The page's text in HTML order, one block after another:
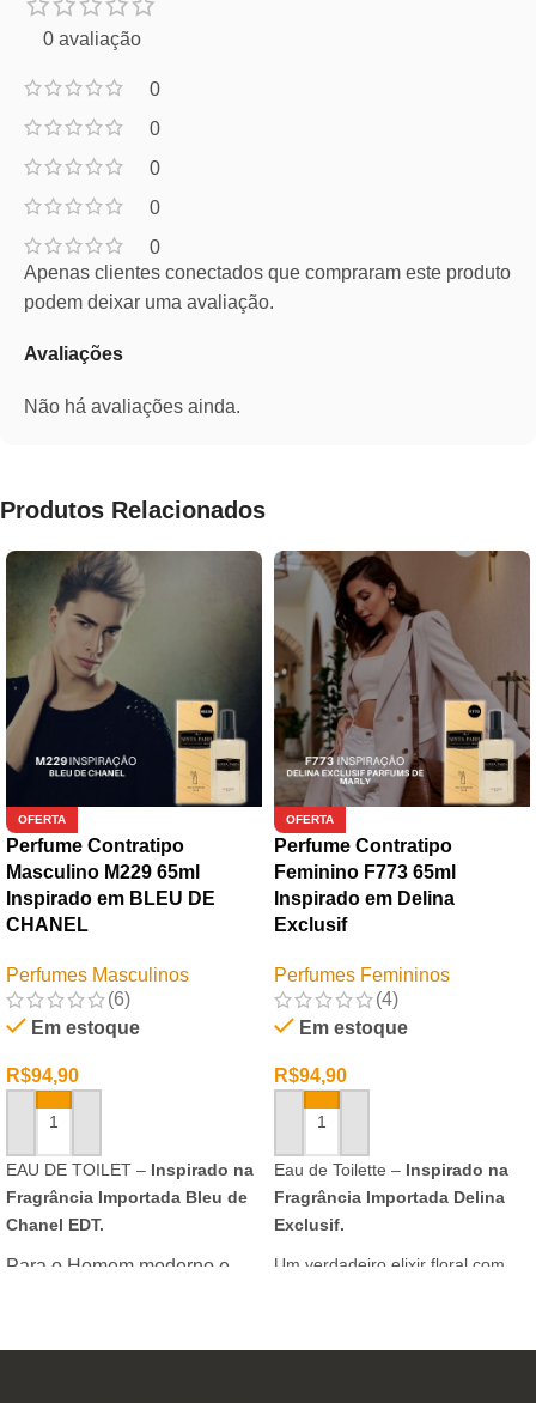
0 avaliação
0
0
0
0
0
Avaliações
Não há avaliações ainda.
Apenas clientes conectados que compraram este produto
podem deixar uma avaliação.
Produtos Relacionados
OFERTA
Perfume Contratipo
Masculino M229 65ml
Inspirado em BLEU DE
CHANEL
Perfumes Masculinos
(6)
Em estoque
R$94,90
ADICIONAR AO CARRINHO
EAU DE TOILET – Inspirado na
Fragrância Importada Bleu de
Chanel EDT.
Para o Homem moderno e
inovar sempre, provocando
OFERTA
Perfume Contratipo
Feminino F773 65ml
Inspirado em Delina
Exclusif
Perfumes Femininos
(4)
Em estoque
R$94,90
ADICIONAR AO CARRINHO
Eau de Toilette – Inspirado na
Fragrância Importada Delina
Exclusif.
Um verdadeiro elixir floral com